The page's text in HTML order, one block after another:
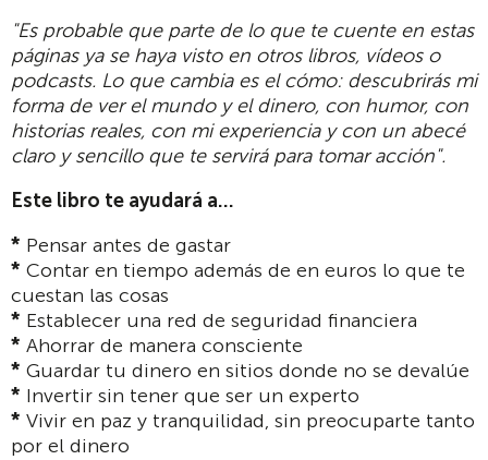
"Es probable que parte de lo que te cuente en estas
páginas ya se haya visto en otros libros, vídeos o
podcasts. Lo que cambia es el cómo: descubrirás mi
forma de ver el mundo y el dinero, con humor, con
historias reales, con mi experiencia y con un abecé
claro y sencillo que te servirá para tomar acción".
Este libro te ayudará a...
* Pensar antes de gastar
* Contar en tiempo además de en euros lo que te
cuestan las cosas
* Establecer una red de seguridad financiera
* Ahorrar de manera consciente
* Guardar tu dinero en sitios donde no se devalúe
* Invertir sin tener que ser un experto
* Vivir en paz y tranquilidad, sin preocuparte tanto
por el dinero